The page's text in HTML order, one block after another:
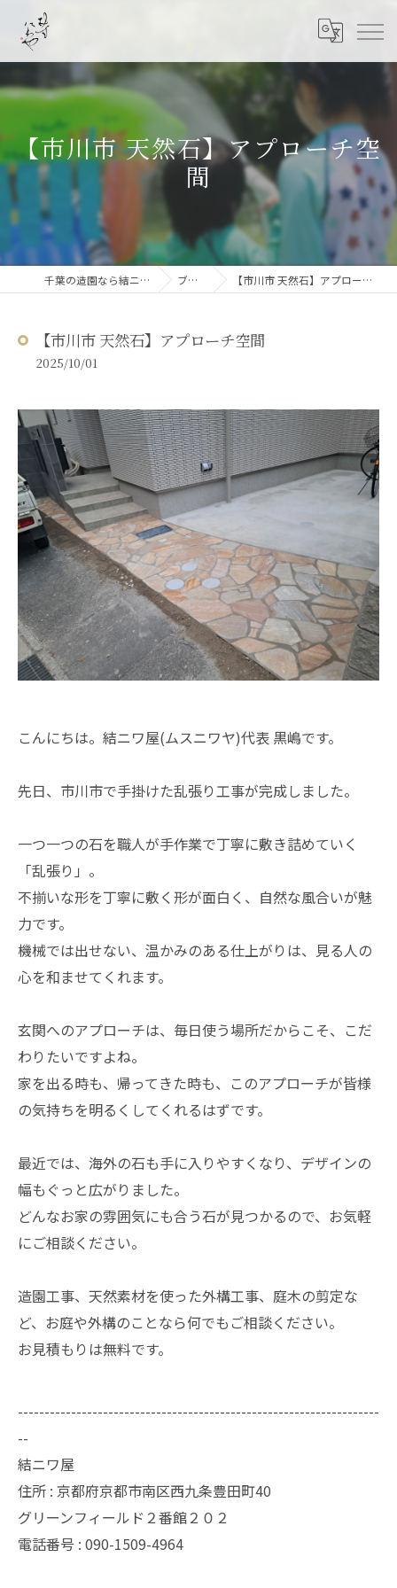
【市川市 天然石】アプローチ空
間
千葉の造園なら結ニワ屋 ブログ 【市川市 天然石】アプローチ空間
【市川市 天然石】アプローチ空間
2025/10/01
こんにちは。結ニワ屋(ムスニワヤ)代表 黒嶋です。
​先日、市川市で手掛けた乱張り工事が完成しました。
​一つ一つの石を職人が手作業で丁寧に敷き詰めていく
「乱張り」。
不揃いな形を丁寧に敷く形が面白く、自然な風合いが魅
力です。
機械では出せない、温かみのある仕上がりは、見る人の
心を和ませてくれます。
​玄関へのアプローチは、毎日使う場所だからこそ、こだ
わりたいですよね。
家を出る時も、帰ってきた時も、このアプローチが皆様
の気持ちを明るくしてくれるはずです。
​最近では、海外の石も手に入りやすくなり、デザインの
幅もぐっと広がりました。
どんなお家の雰囲気にも合う石が見つかるので、お気軽
にご相談ください。
​造園工事、天然素材を使った外構工事、庭木の剪定な
ど、お庭や外構のことなら何でもご相談ください。
お見積もりは無料です。
--------------------------------------------------------------------
--
結ニワ屋
住所 : 京都府京都市南区西九条豊田町40
グリーンフィールド２番館２０２
電話番号 : 090-1509-4964